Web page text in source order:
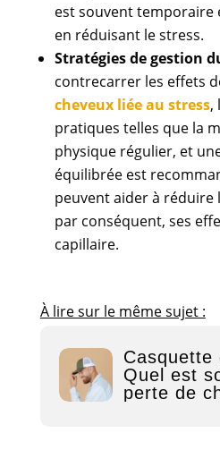
est souvent temporaire
en réduisant le stress.
Stratégies de gestion
contrecarrer les effets
cheveux liée au stress,
pratiques telles que la
physique régulier, et
équilibrée est
peuvent aider à réduire
par conséquent, ses
capillaire.
À lire sur le même sujet :
Casquette
Quel est
perte de